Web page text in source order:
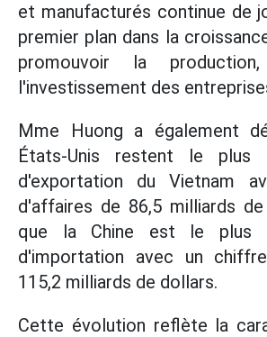
et manufacturés continue de
premier plan dans la
promouvoir la
l'investissement des
Mme Huong a également
États-Unis restent le plus
d'exportation du Vietnam
d'affaires de 86,5 milliards
que la Chine est le plus
d'importation avec un
115,2 milliards de dollars.
Cette évolution reflète la